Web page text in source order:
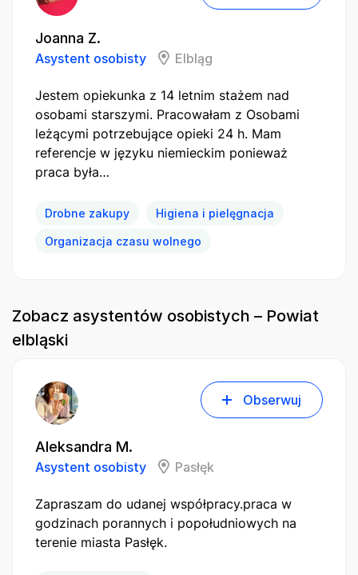
Joanna Z.
Asystent osobisty Elbląg
Jestem opiekunka z 14 letnim stażem nad
osobami starszymi. Pracowałam z Osobami
leżącymi potrzebujące opieki 24 h. Mam
referencje w języku niemieckim ponieważ
praca była…
Drobne zakupy Higiena i pielęgnacja
Organizacja czasu wolnego
Zobacz asystentów osobistych – Powiat
elbląski
Obserwuj
Aleksandra M.
Asystent osobisty Pasłęk
Zapraszam do udanej współpracy.praca w
godzinach porannych i popołudniowych na
terenie miasta Pasłęk.